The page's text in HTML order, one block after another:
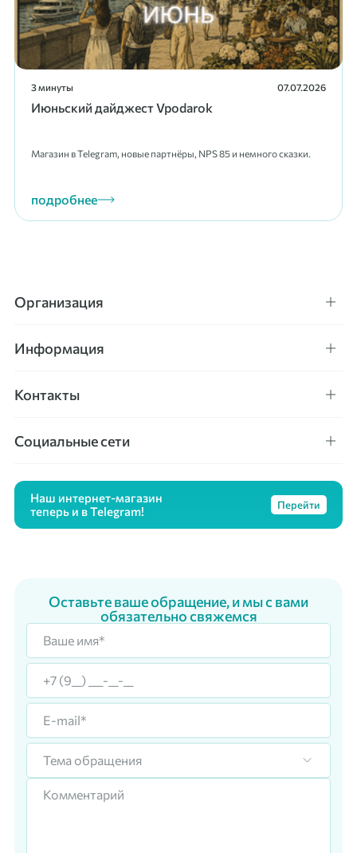
3 минуты 07.07.2026
Июньский дайджест Vpodarok
Магазин в Telegram, новые партнёры, NPS 85 и немного сказки.
подробнее
Организация
Информация
Контакты
Социальные сети
Наш интернет-магазин
теперь и в Telegram!
Перейти
Оставьте ваше обращение, и мы с вами
обязательно свяжемся
Тема обращения